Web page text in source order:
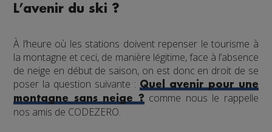
L’avenir du ski ?
À l’heure où les stations doivent repenser le tourisme à
la montagne et ceci, de manière légitime, face à l’absence
de neige en début de saison, on est donc en droit de se
poser la question suivante : Quel avenir pour une
montagne sans neige ?comme nous le rappelle
nos amis de CODEZERO.